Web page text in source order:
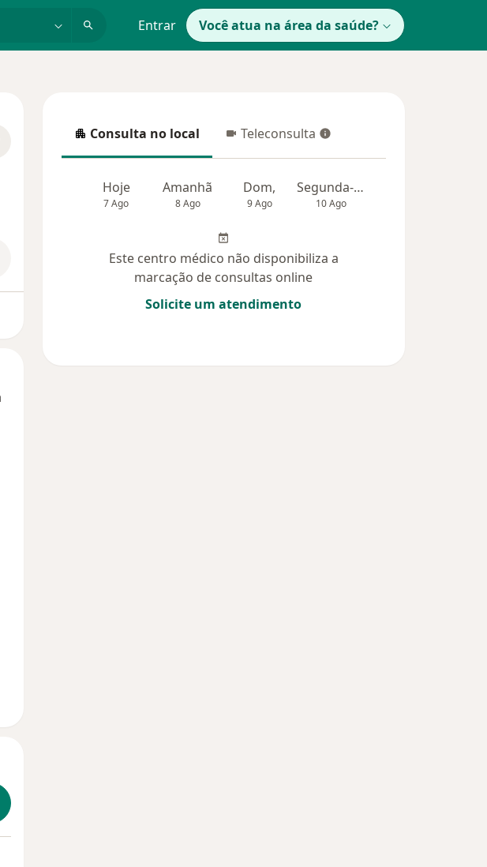
Entrar Você atua na área da saúde?
Consulta no local
Consulta no local Teleconsulta
Teleconsulta
Hoje
7 Ago
Amanhã
8 Ago
Dom,
9 Ago
Segunda-feira
10 Ago
Este centro médico não disponibiliza a
marcação de consultas online
Solicite um atendimento